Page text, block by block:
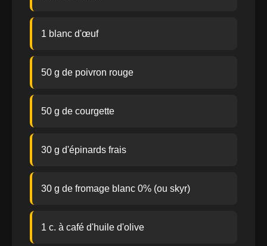
1 blanc d'œuf
50 g de poivron rouge
50 g de courgette
30 g d'épinards frais
30 g de fromage blanc 0% (ou skyr)
1 c. à café d'huile d'olive